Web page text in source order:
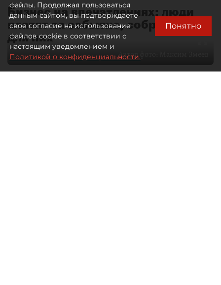
Бизнес на впечатлениях: люди
платят за событие, собранное
для них
Автор фото:
файлы. Продолжая пользоваться
данным сайтом, вы подтверждаете
свое согласие на использование
файлов cookie в соответствии с
настоящим уведомлением и
Политикой о конфиденциальности.
Понятно